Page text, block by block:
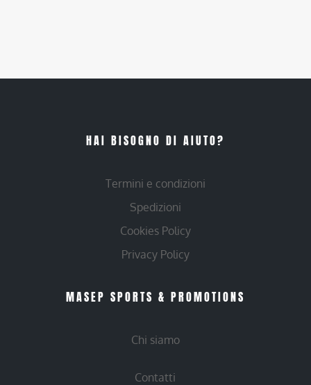
HAI BISOGNO DI AIUTO?
Termini e condizioni
Spedizioni
Cookies Policy
Privacy Policy
MASEP SPORTS & PROMOTIONS
Chi siamo
Contatti